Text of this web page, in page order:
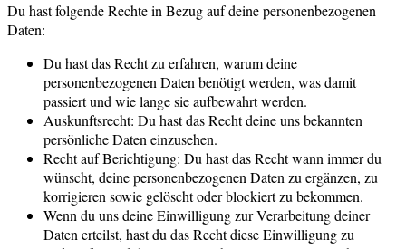
Du hast folgende Rechte in Bezug auf deine personenbezogenen
Daten:
Du hast das Recht zu erfahren, warum deine
personenbezogenen Daten benötigt werden, was damit
passiert und wie lange sie aufbewahrt werden.
Auskunftsrecht: Du hast das Recht deine uns bekannten
persönliche Daten einzusehen.
Recht auf Berichtigung: Du hast das Recht wann immer du
wünscht, deine personenbezogenen Daten zu ergänzen, zu
korrigieren sowie gelöscht oder blockiert zu bekommen.
Wenn du uns deine Einwilligung zur Verarbeitung deiner
Daten erteilst, hast du das Recht diese Einwilligung zu